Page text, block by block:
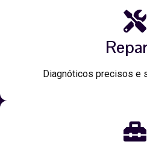
Diagnóticos precisos e